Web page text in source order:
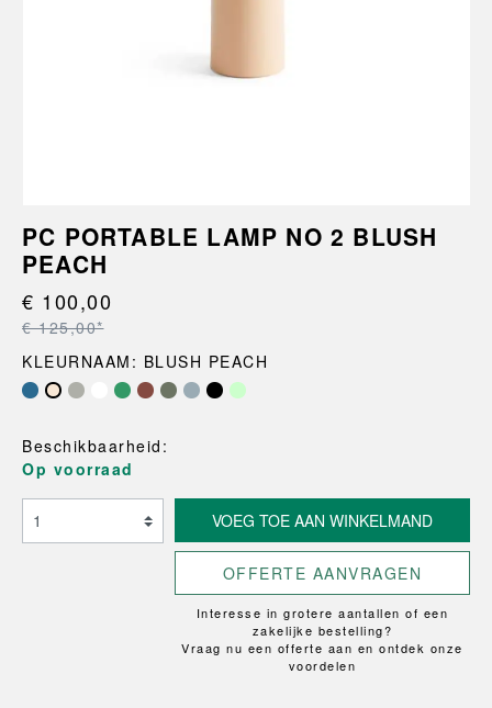
PC PORTABLE LAMP NO 2 BLUSH
PEACH
€ 100,00
€ 125,00*
KLEURNAAM: BLUSH PEACH
Beschikbaarheid:
Op voorraad
VOEG TOE AAN WINKELMAND
OFFERTE AANVRAGEN
Interesse in grotere aantallen of een
zakelijke bestelling?
Vraag nu een offerte aan en ontdek onze
voordelen